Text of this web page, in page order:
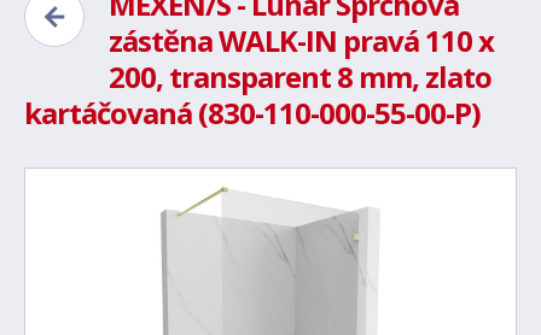
zástěna WALK-IN pravá 110 x
200, transparent 8 mm, zlato
kartáčovaná (830-110-000-55-00-P)